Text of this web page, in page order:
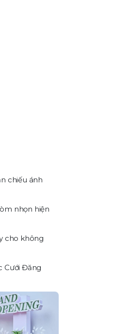
chiếu ánh
nhọn hiện
cho không
Cưới Đăng